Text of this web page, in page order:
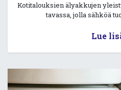
Kotitalouksien älyakkujen
tavassa, jolla sähköä
Lue